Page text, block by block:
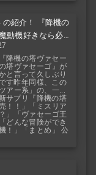
紹介！ 『降機の
動機好きなら必
に出よう！
降機の塔ヴァセー
塔ヴァセーゴ』が
と言って久しぶり
す昨年同様、この
アー系」の、一...
サプリ『降機の塔
！！」「ミスリア
」「ヴァセーゴ王
どんな冒険ができ
！」「まとめ」 公